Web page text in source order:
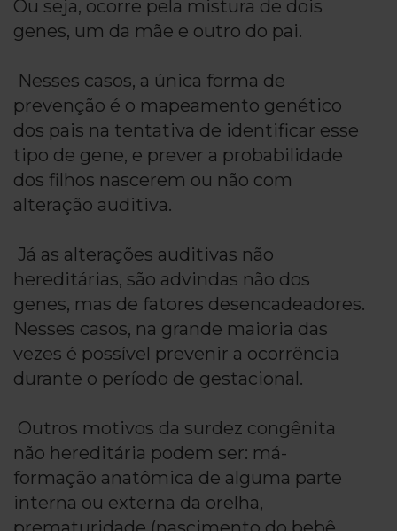
Ou seja, ocorre pela mistura de dois
genes, um da mãe e outro do pai.
Nesses casos, a única forma de
prevenção é o mapeamento genético
dos pais na tentativa de identificar esse
tipo de gene, e prever a probabilidade
dos filhos nascerem ou não com
alteração auditiva.
Já as alterações auditivas não
hereditárias, são advindas não dos
genes, mas de fatores desencadeadores.
Nesses casos, na grande maioria das
vezes é possível prevenir a ocorrência
durante o período de gestacional.
Outros motivos da surdez congênita
não hereditária podem ser: má-
formação anatômica de alguma parte
interna ou externa da orelha,